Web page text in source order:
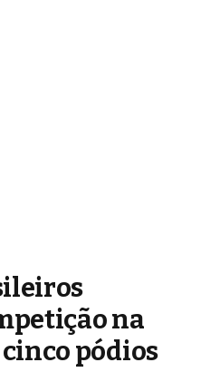
na
pódios